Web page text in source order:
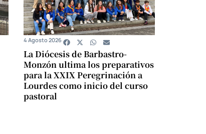
La Diócesis de Barbastro-
Monzón ultima los preparativos
para la XXIX Peregrinación a
Lourdes como inicio del curso
pastoral
4 Agosto 2026